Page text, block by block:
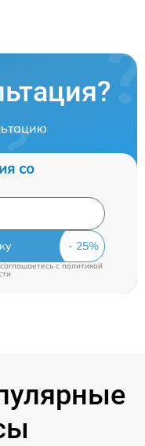
со
cполитикой